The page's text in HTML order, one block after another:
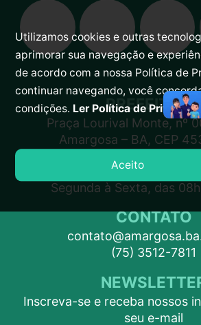
PREFEITURA
Praça Lourival Monte, nº
Amargosa – BA, CEP
ATENDIMENTO
Segunda à Sexta, das
CONTATO
(75) 3512-7811
Inscreva-se e receba nossos
seu e-mail
Utilizamos cookies e outras
aprimorar sua navegação e
de acordo com a nossa Política de
continuar navegando, você
condições. Ler Política de
Aceito